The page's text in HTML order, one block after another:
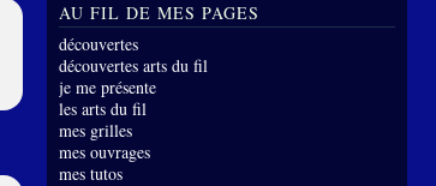
AU FIL DE MES PAGES
découvertes
découvertes arts du fil
je me présente
les arts du fil
mes grilles
mes ouvrages
mes tutos